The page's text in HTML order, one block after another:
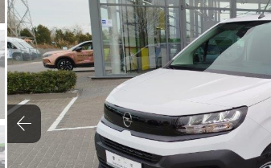
Citroën
Hyundai
Jeep
Opel
Peugeot